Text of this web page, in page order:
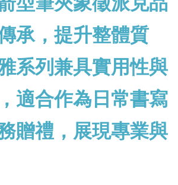
承，提升整體質
系列兼具實用性與
適合作為日常書寫
贈禮，展現專業與